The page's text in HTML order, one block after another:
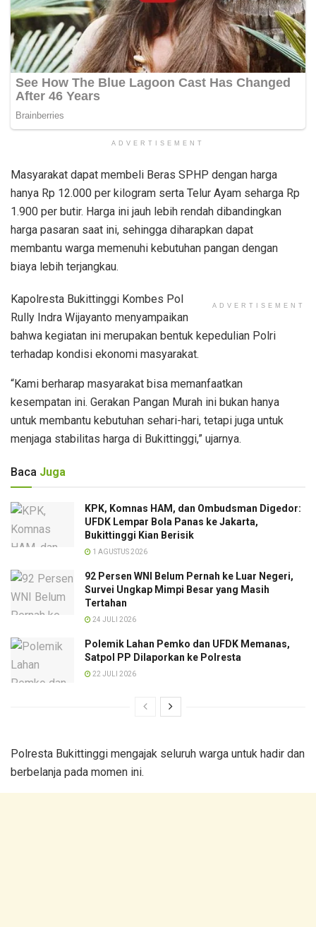
ADVERTISEMENT
Masyarakat dapat membeli Beras SPHP dengan harga
hanya Rp 12.000 per kilogram serta Telur Ayam seharga Rp
1.900 per butir. Harga ini jauh lebih rendah dibandingkan
harga pasaran saat ini, sehingga diharapkan dapat
membantu warga memenuhi kebutuhan pangan dengan
biaya lebih terjangkau.
ADVERTISEMENT
Kapolresta Bukittinggi Kombes Pol
Rully Indra Wijayanto menyampaikan
bahwa kegiatan ini merupakan bentuk kepedulian Polri
terhadap kondisi ekonomi masyarakat.
“Kami berharap masyarakat bisa memanfaatkan
kesempatan ini. Gerakan Pangan Murah ini bukan hanya
untuk membantu kebutuhan sehari-hari, tetapi juga untuk
menjaga stabilitas harga di Bukittinggi,” ujarnya.
Baca Juga
KPK, Komnas HAM, dan Ombudsman Digedor:
UFDK Lempar Bola Panas ke Jakarta,
Bukittinggi Kian Berisik
1 AGUSTUS 2026
92 Persen WNI Belum Pernah ke Luar Negeri,
Survei Ungkap Mimpi Besar yang Masih
Tertahan
24 JULI 2026
Polemik Lahan Pemko dan UFDK Memanas,
Satpol PP Dilaporkan ke Polresta
22 JULI 2026
Polresta Bukittinggi mengajak seluruh warga untuk hadir dan
berbelanja pada momen ini.